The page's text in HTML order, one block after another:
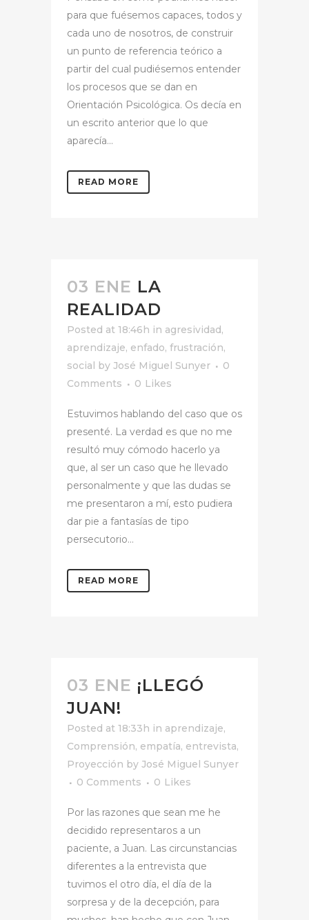
para que fuésemos capaces, todos y
cada uno de nosotros, de construir
un punto de referencia teórico a
partir del cual pudiésemos entender
los procesos que se dan en
Orientación Psicológica. Os decía en
un escrito anterior que lo que
aparecía...
READ MORE
03 ENE LA
REALIDAD
Posted at 18:46h in agresividad,
aprendizaje, enfado, frustración,
social by José Miguel Sunyer
0
Comments
0 Likes
Estuvimos hablando del caso que os
presenté. La verdad es que no me
resultó muy cómodo hacerlo ya
que, al ser un caso que he llevado
personalmente y que las dudas se
me presentaron a mí, esto pudiera
dar pie a fantasías de tipo
persecutorio...
READ MORE
03 ENE ¡LLEGÓ
JUAN!
Posted at 18:33h in aprendizaje,
Comprensión, empatía, entrevista,
Proyección by José Miguel Sunyer
0 Comments
0 Likes
Por las razones que sean me he
decidido representaros a un
paciente, a Juan. Las circunstancias
diferentes a la entrevista que
tuvimos el otro día, el día de la
sorpresa y de la decepción, para